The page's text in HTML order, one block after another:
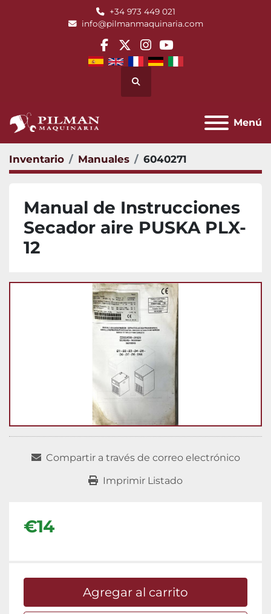
+34 973 449 021
info@pilmanmaquinaria.com
facebook
twitterinstagram
youtube
Buscar
Menú
Inventario Manuales 6040271
Manual de Instrucciones
Secador aire PUSKA PLX-
12
Compartir a través de correo electrónico
Imprimir Listado
€14
Agregar al carrito